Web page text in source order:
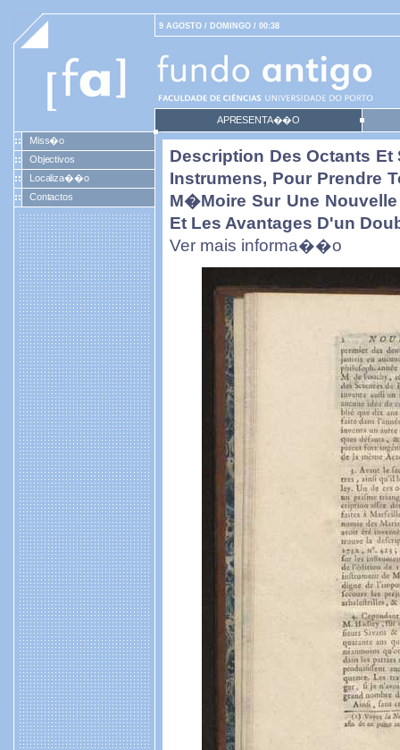
9 AGOSTO / DOMINGO / 00:38
APRESENTA��O
Miss�o
Objectivos
Localiza��o
Contactos
Description Des Octants Et
Instrumens, Pour Prendre
M�moire Sur Une
Et Les Avantages D'un
Ver mais informa��o